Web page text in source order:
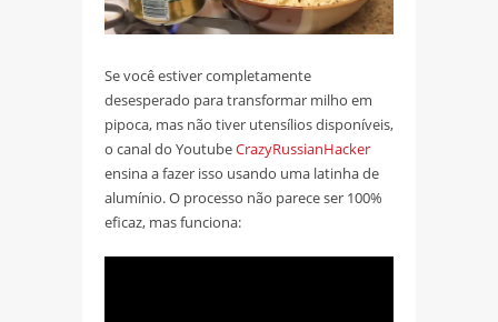
Se você estiver completamente
desesperado para transformar milho em
pipoca, mas não tiver utensílios disponíveis,
o canal do YoutubeCrazyRussianHacker
ensina a fazer isso usando uma latinha de
alumínio. O processo não parece ser 100%
eficaz, mas funciona: